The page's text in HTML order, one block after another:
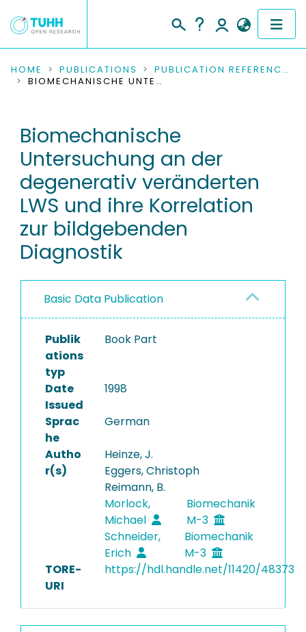
COMMUNITIES & COLLECTIONS
RESEARCH DATA
PEOPLE
INSTITUTIONS
PROJECTS
HOME PUBLICATIONS
PUBLICATION REFERENCES
BIOMECHANISCHE UNTERSUCHUNG AN DER DEGENERATIV VERÄNDERTEN LWS UND IHRE KORRELATION ZUR BILDGEBENDEN DIAGNOSTIK
Biomechanische
Untersuchung an der
degenerativ veränderten
LWS und ihre Korrelation
zur bildgebenden
Diagnostik
Basic Data Publication
Publik
ations
typ
Book Part
Date
Issued
1998
Sprac
he
German
Autho
r(s)
Heinze, J.
Eggers, Christoph
Reimann, B.
Morlock,
Michael
Biomechanik
M-3
Schneider,
Erich
Biomechanik
M-3
TORE-
URI
https://hdl.handle.net/11420/48373